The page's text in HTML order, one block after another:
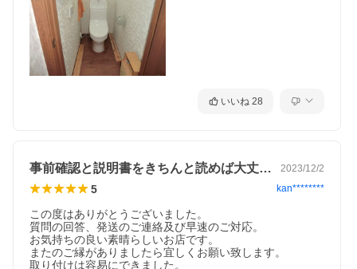
いいね 28
事前確認と説明書をきちんと読めば大丈夫。 2023/12/2
5 kan********
この度はありがとうございました。
質問の回答、発送のご連絡及び早速のご対応。
お気持ちの良い素晴らしいお店です。
またのご縁がありましたら宜しくお願い致します。
取り付けは容易にできました。